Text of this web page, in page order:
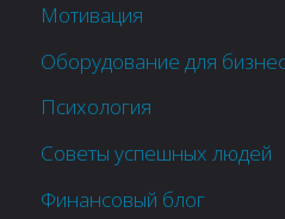
Мотивация
Оборудование для
Психология
Советы успешных людей
Финансовый блог